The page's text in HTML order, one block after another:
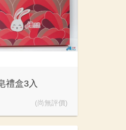
禮盒3入
(尚無評價)